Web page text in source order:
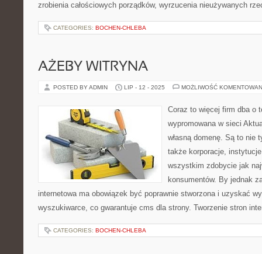
zrobienia całościowych porządków, wyrzucenia nieużywanych
CATEGORIES: BOCHEN-CHLEBA
AŻEBY WITRYNA
POSTED BY ADMIN LIP - 12 - 2025 MOŻLIWOŚĆ
Coraz to więcej firm dba o
wypromowana w sieci
własną domenę. Są to nie
także korporacje,
wszystkim zdobycie jak
konsumentów. By jednak
internetowa ma obowiązek być poprawnie stworzona i uzyskać
wyszukiwarce, co gwarantuje cms dla strony. Tworzenie stron
CATEGORIES: BOCHEN-CHLEBA